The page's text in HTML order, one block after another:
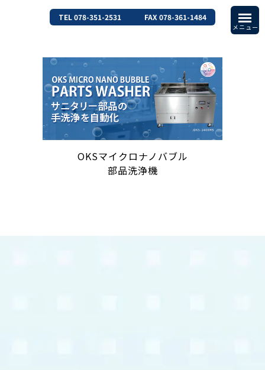
TEL 078-351-2531 FAX 078-361-1484
OKSマイクロナノバブル
部品洗浄機